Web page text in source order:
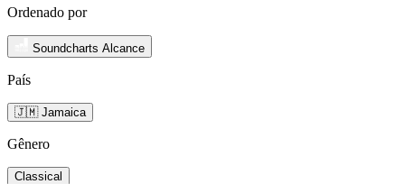
Ordenado por
Soundcharts Alcance
País
🇯🇲 Jamaica
Gênero
Classical